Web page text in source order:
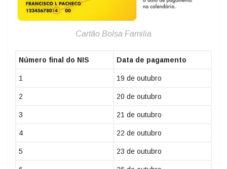
Cartão Bolsa Familia
Número final do NIS Data de pagamento
1 19 de outubro
2 20 de outubro
3 21 de outubro
4 22 de outubro
5 23 de outubro